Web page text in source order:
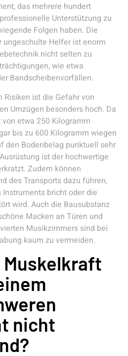
das mehrere hundert
Unterstützung zu
Folgen haben. Die
Helfer ist enorm
nicht selten zu
wie etwa
Bandscheibenvorfällen.
Risiken ist die Gefahr von
Umzügen besonders hoch. Da
etwa 250 Kilogramm
bis zu 600 Kilogramm wiegen
den Bodenbelag punktuell sehr
ist der hochwertige
Zudem können
des Transports dazu führen,
bricht oder die
wird. Auch die Bausubstanz
Macken an Türen und
Musikzimmers sind bei
kaum zu vermeiden.
nicht